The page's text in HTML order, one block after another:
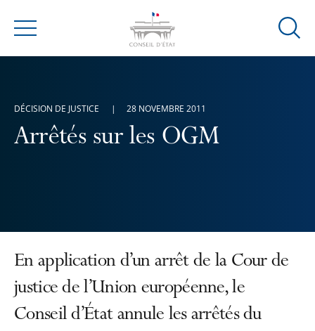
Menu
Ouvrir
Arrêtés sur les OGM
DÉCISION DE JUSTICE 28 NOVEMBRE 2011
En application d’un arrêt de la Cour de
justice de l’Union européenne, le
Conseil d’État annule les arrêtés du